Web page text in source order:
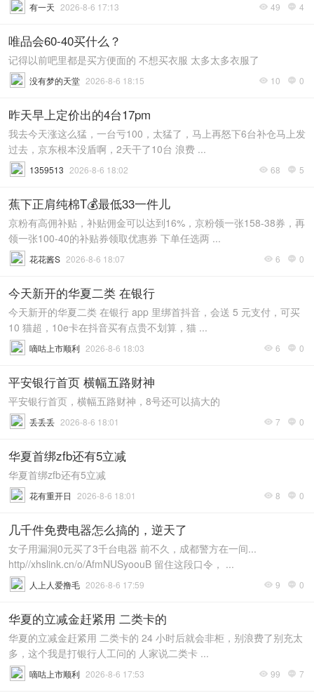
 49  4
有一天 2026-8-6 17:13
唯品会60-40买什么？
记得以前吧里都是买方便面的 不想买衣服 太多太多衣服了
 10  0
没有梦的天堂 2026-8-6 18:15
昨天早上定价出的4台17pm
我去今天涨这么猛，一台亏100，太猛了，马上再怒下6台补仓马上发
过去，京东根本没盾啊，2天干了10台 浪费 ...
 68  5
1359513 2026-8-6 18:02
蕉下正肩纯棉T💰最低33一件儿
京粉有高佣补贴，补贴佣金可以达到16%，京粉领一张158-38券，再
领一张100-40的补贴券领取优惠券 下单任选两 ...
 6  0
花花酱S 2026-8-6 18:07
今天新开的华夏二类 在银行
今天新开的华夏二类 在银行 app 里绑首抖音，会送 5 元支付，可买
10 猫超，10e卡在抖音买有点贵不划算，猫 ...
 6  0
嘀咕上市顺利 2026-8-6 18:03
平安银行首页 横幅五路财神
平安银行首页，横幅五路财神，8号还可以搞大的
 7  0
丢丢丢 2026-8-6 18:01
华夏首绑zfb还有5立减
华夏首绑zfb还有5立减
 8  0
花有重开日 2026-8-6 18:01
几千件免费电器怎么搞的，逆天了
女子用漏洞0元买了3千台电器 前不久，成都警方在一间...
http//xhslink.cn/o/AfmNUSyoouB 留住这段口令， ...
 9  0
人上人爱撸毛 2026-8-6 17:59
华夏的立减金赶紧用 二类卡的
华夏的立减金赶紧用 二类卡的 24 小时后就会非柜，别浪费了别充太
多，这个我是打银行人工问的 人家说二类卡 ...
 99  7
嘀咕上市顺利 2026-8-6 17:53